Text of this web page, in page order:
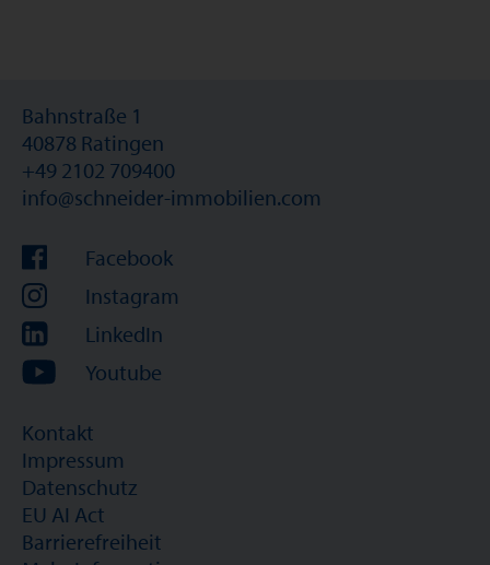
Bahnstraße 1
40878 Ratingen
+49 2102 709400
info@schneider-immobilien.com
Facebook
Instagram
LinkedIn
Youtube
Kontakt
Impressum
Datenschutz
EU AI Act
Barrierefreiheit